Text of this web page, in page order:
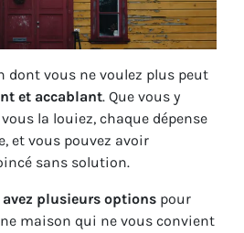
dont vous ne voulez plus peut
et accablant. Que vous y
la louiez, chaque dépense
et vous pouvez avoir
sans solution.
avez plusieurs options pour
maison qui ne vous convient